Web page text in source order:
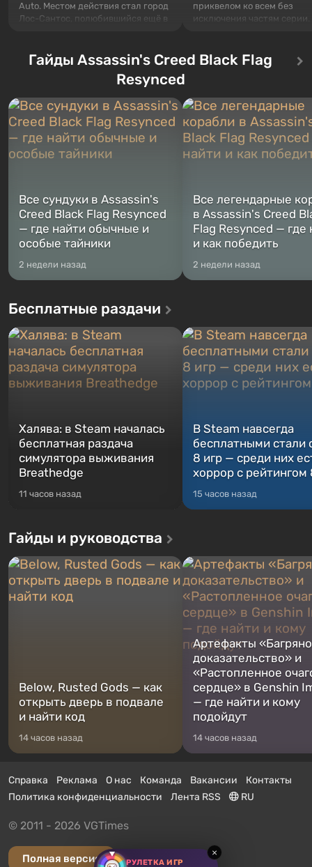
РУЛЕТКА ИГР
×
Auto. Местом действия стал город
Лос-Сантос, полюбившийся ещё в
сразу трех персонажей: Майкла,
Тревора и Франклина, между
Жанр и...
приквелом ко всем без
исключения частям серии.
Оно же, по задумке
Vault-Tec, должно
Место действия Fallout...
Гайды Assassin's Creed Black Flag
Resynced
Все сундуки в Assassin's
Creed Black Flag Resynced
— где найти обычные и
особые тайники
2 недели назад
Все легендарные
в Assassin's Creed
Flag Resynced — где
и как победить
2 недели назад
Бесплатные раздачи
Халява: в Steam началась
бесплатная раздача
симулятора выживания
Breathedge
11 часов назад
В Steam навсегда
бесплатными стали
8 игр — среди них
хоррор с рейтингом
15 часов назад
Гайды и руководства
Below, Rusted Gods — как
открыть дверь в подвале
и найти код
14 часов назад
Артефакты
доказательство» и
«Растопленное
сердце» в Genshin
— где найти и кому
подойдут
14 часов назад
Справка Реклама О нас Команда Вакансии
Контакты
Политика конфиденциальности
Лента RSS RU
© 2011 - 2026 VGTimes
Полная версия